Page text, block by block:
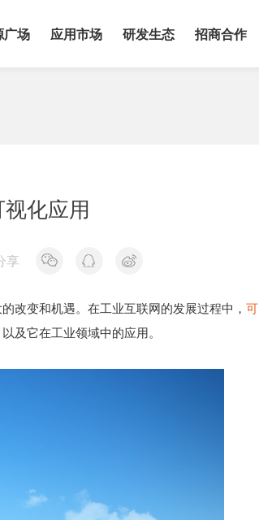
广场 应用市场 研发生态 招商合作
化应用
享
改变和机遇。在工业互联网的发展过程中，可
及它在工业领域中的应用。